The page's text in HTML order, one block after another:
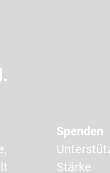
Spenden
Stärke